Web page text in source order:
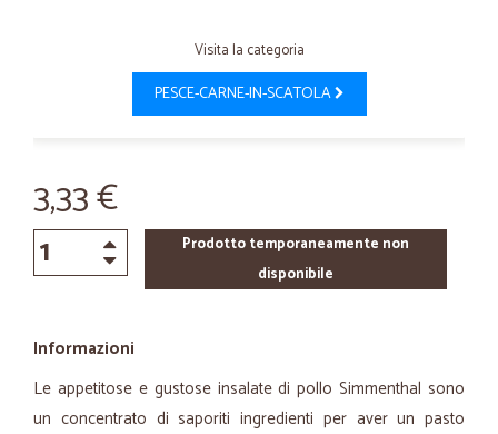
Visita la categoria
PESCE-CARNE-IN-SCATOLA
3,33 €
Prodotto temporaneamente non
disponibile
Informazioni
Le appetitose e gustose insalate di pollo Simmenthal sono
un concentrato di saporiti ingredienti per aver un pasto